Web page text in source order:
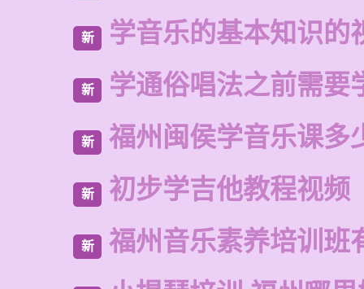
新 学音乐的基本知识的
新 学通俗唱法之前需要
新 福州闽侯学音乐课多
新 初步学吉他教程视频
新 福州音乐素养培训班